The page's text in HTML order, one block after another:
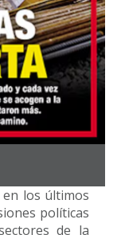
en los últimos
políticas
de la